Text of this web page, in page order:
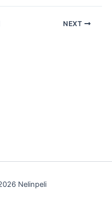
NEXT
Nelinpeli